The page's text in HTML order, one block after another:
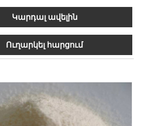
Կարդալ ավելին
Ուղարկել հարցում